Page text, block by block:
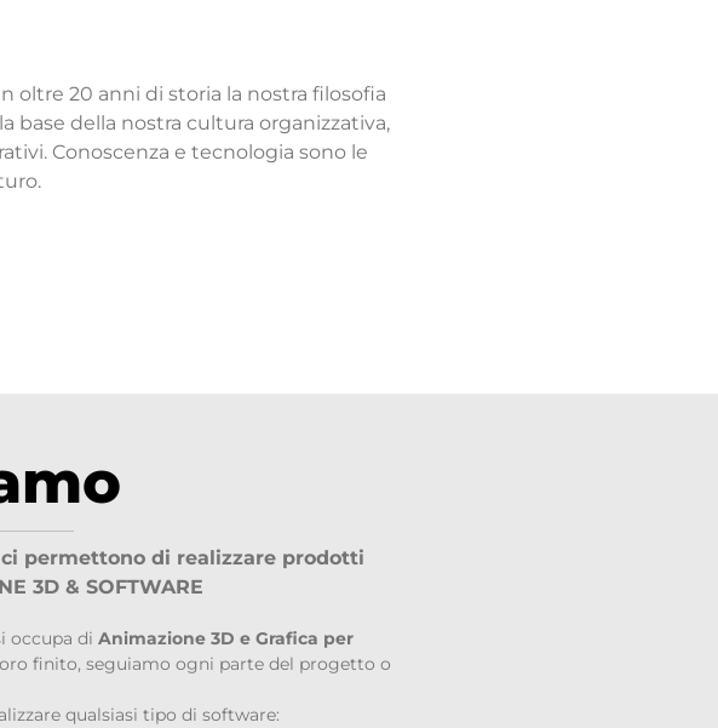
oltre 20 anni di storia la nostra filosofia
base della nostra cultura organizzativa,
Conoscenza e tecnologia sono le
permettono di realizzare prodotti
3D & SOFTWARE
occupa di Animazione 3D e Grafica per
finito, seguiamo ogni parte del progetto o
qualsiasi tipo di software: